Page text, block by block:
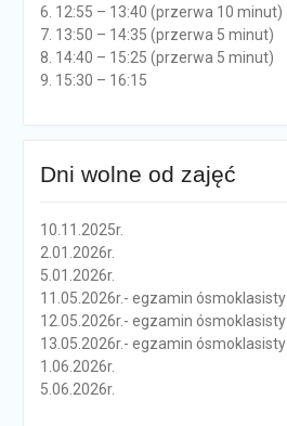
6. 12:55 – 13:40 (przerwa 10 minut)
7. 13:50 – 14:35 (przerwa 5 minut)
8. 14:40 – 15:25 (przerwa 5 minut)
9. 15:30 – 16:15
Dni wolne od zajęć
10.11.2025r.
2.01.2026r.
5.01.2026r.
11.05.2026r.- egzamin ósmoklasisty
12.05.2026r.- egzamin ósmoklasisty
13.05.2026r.- egzamin ósmoklasisty
1.06.2026r.
5.06.2026r.